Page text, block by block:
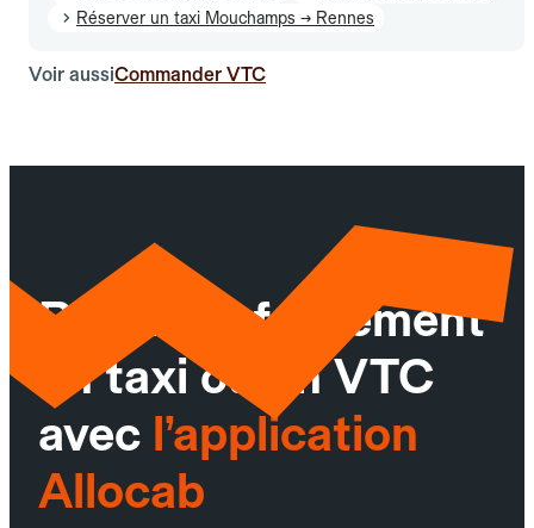
Réserver un taxi Mouchamps → Rennes
Voir aussiCommander VTC
Réservez facilement
un taxi ou un VTC
avec l’application
Allocab